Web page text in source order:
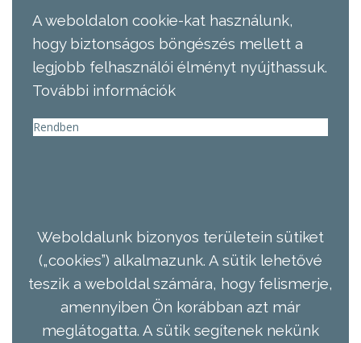
A weboldalon cookie-kat használunk,
hogy biztonságos böngészés mellett a
legjobb felhasználói élményt nyújthassuk.
További információk
Rendben
Weboldalunk bizonyos területein sütiket
(„cookies”) alkalmazunk. A sütik lehetővé
teszik a weboldal számára, hogy felismerje,
amennyiben Ön korábban azt már
meglátogatta. A sütik segítenek nekünk